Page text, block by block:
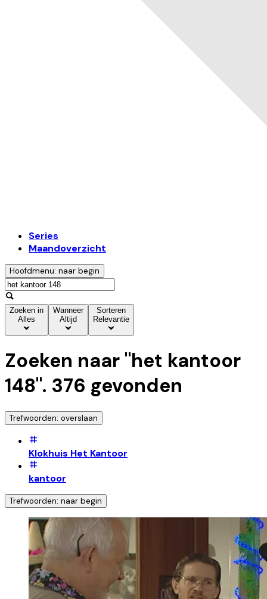
Series
Maandoverzicht
Hoofdmenu: naar begin
Zoeken in
Alles
Wanneer
Altijd
Sorteren
Relevantie
Zoeken naar "het kantoor
148". 376 gevonden
Trefwoorden: overslaan
Klokhuis Het Kantoor
kantoor
Trefwoorden: naar begin